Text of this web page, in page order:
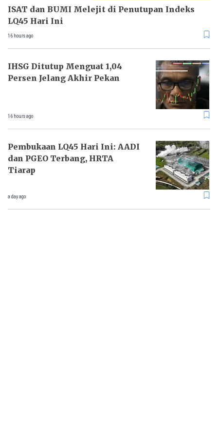
ISAT dan BUMI Melejit di Penutupan Indeks
LQ45 Hari Ini
16 hours ago
IHSG Ditutup Menguat 1,04
Persen Jelang Akhir Pekan
16 hours ago
Pembukaan LQ45 Hari Ini: AADI
dan PGEO Terbang, HRTA
Tiarap
a day ago